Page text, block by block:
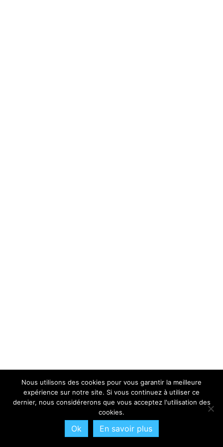
Nous utilisons des cookies pour vous garantir la meilleure
expérience sur notre site. Si vous continuez à utiliser ce
dernier, nous considérerons que vous acceptez l'utilisation des
cookies.
Ok En savoir plus